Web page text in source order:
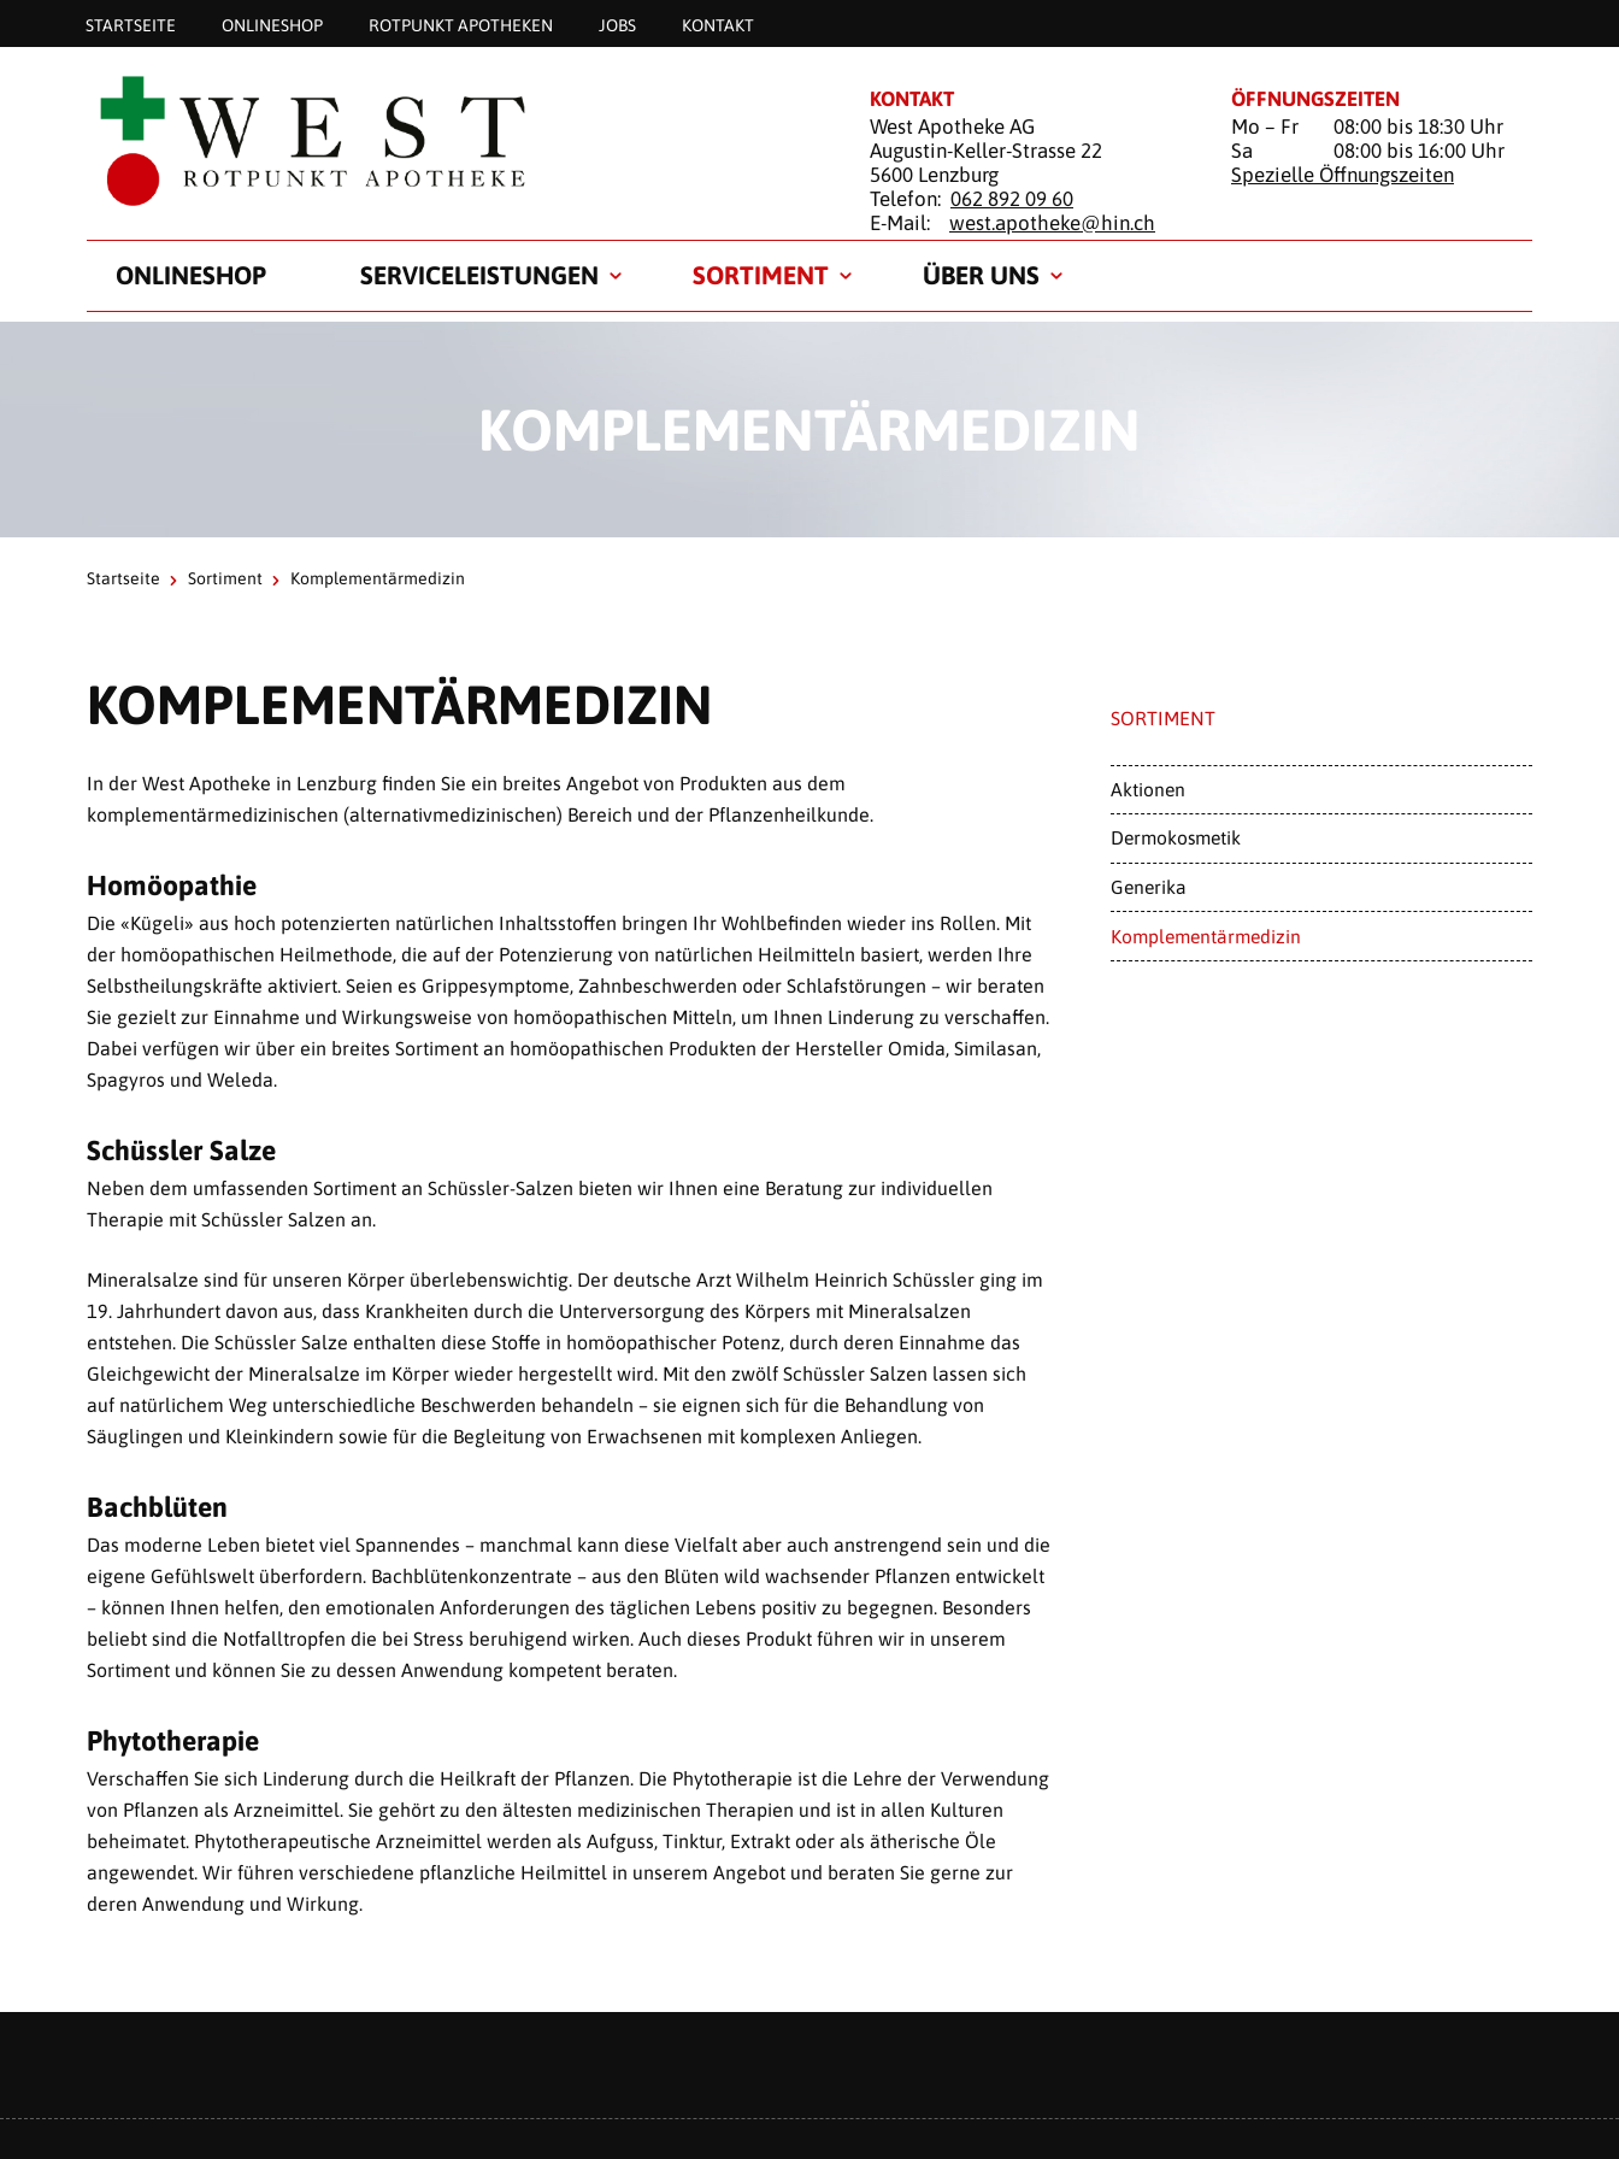
STARTSEITE ONLINESHOP ROTPUNKT APOTHEKEN JOBS KONTAKT
KONTAKT
West Apotheke AG
Augustin-Keller-Strasse 22
5600 Lenzburg
Telefon: 062 892 09 60
E-Mail: west.apotheke@hin.ch
ÖFFNUNGSZEITEN
Mo – Fr
08:00 bis 18:30 Uhr
Sa
08:00 bis 16:00 Uhr
Spezielle Öffnungszeiten
ONLINESHOP SERVICELEISTUNGEN SORTIMENT ÜBER UNS
KOMPLEMENTÄRMEDIZIN
Startseite Sortiment Komplementärmedizin
KOMPLEMENTÄRMEDIZIN
In der West Apotheke in Lenzburg finden Sie ein breites Angebot von Produkten aus dem
komplementärmedizinischen (alternativmedizinischen) Bereich und der Pflanzenheilkunde.
Homöopathie
Die «Kügeli» aus hoch potenzierten natürlichen Inhaltsstoffen bringen Ihr Wohlbefinden wieder ins Rollen. Mit
der homöopathischen Heilmethode, die auf der Potenzierung von natürlichen Heilmitteln basiert, werden Ihre
Selbstheilungskräfte aktiviert. Seien es Grippesymptome, Zahnbeschwerden oder Schlafstörungen – wir beraten
Sie gezielt zur Einnahme und Wirkungsweise von homöopathischen Mitteln, um Ihnen Linderung zu verschaffen.
Dabei verfügen wir über ein breites Sortiment an homöopathischen Produkten der Hersteller Omida, Similasan,
Spagyros und Weleda.
Schüssler Salze
Neben dem umfassenden Sortiment an Schüssler-Salzen bieten wir Ihnen eine Beratung zur individuellen
Therapie mit Schüssler Salzen an.
Mineralsalze sind für unseren Körper überlebenswichtig. Der deutsche Arzt Wilhelm Heinrich Schüssler ging im
19. Jahrhundert davon aus, dass Krankheiten durch die Unterversorgung des Körpers mit Mineralsalzen
entstehen. Die Schüssler Salze enthalten diese Stoffe in homöopathischer Potenz, durch deren Einnahme das
Gleichgewicht der Mineralsalze im Körper wieder hergestellt wird. Mit den zwölf Schüssler Salzen lassen sich
auf natürlichem Weg unterschiedliche Beschwerden behandeln – sie eignen sich für die Behandlung von
Säuglingen und Kleinkindern sowie für die Begleitung von Erwachsenen mit komplexen Anliegen.
Bachblüten
Das moderne Leben bietet viel Spannendes – manchmal kann diese Vielfalt aber auch anstrengend sein und die
eigene Gefühlswelt überfordern. Bachblütenkonzentrate – aus den Blüten wild wachsender Pflanzen entwickelt
– können Ihnen helfen, den emotionalen Anforderungen des täglichen Lebens positiv zu begegnen. Besonders
beliebt sind die Notfalltropfen die bei Stress beruhigend wirken. Auch dieses Produkt führen wir in unserem
Sortiment und können Sie zu dessen Anwendung kompetent beraten.
Phytotherapie
Verschaffen Sie sich Linderung durch die Heilkraft der Pflanzen. Die Phytotherapie ist die Lehre der Verwendung
von Pflanzen als Arzneimittel. Sie gehört zu den ältesten medizinischen Therapien und ist in allen Kulturen
beheimatet. Phytotherapeutische Arzneimittel werden als Aufguss, Tinktur, Extrakt oder als ätherische Öle
angewendet. Wir führen verschiedene pflanzliche Heilmittel in unserem Angebot und beraten Sie gerne zur
deren Anwendung und Wirkung.
SORTIMENT
Aktionen
Dermokosmetik
Generika
Komplementärmedizin